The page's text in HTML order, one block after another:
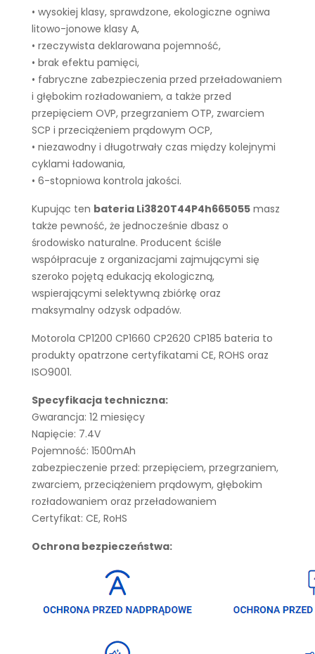
• wysokiej klasy, sprawdzone, ekologiczne ogniwa
litowo-jonowe klasy A,
• rzeczywista deklarowana pojemność,
• brak efektu pamięci,
• fabryczne zabezpieczenia przed przeładowaniem
i głębokim rozładowaniem, a także przed
przepięciem OVP, przegrzaniem OTP, zwarciem
SCP i przeciążeniem prądowym OCP,
• niezawodny i długotrwały czas między kolejnymi
cyklami ładowania,
• 6-stopniowa kontrola jakości.
Kupując ten bateria Li3820T44P4h665055 masz
także pewność, że jednocześnie dbasz o
środowisko naturalne. Producent ściśle
współpracuje z organizacjami zajmującymi się
szeroko pojętą edukacją ekologiczną,
wspierającymi selektywną zbiórkę oraz
maksymalny odzysk odpadów.
Motorola CP1200 CP1660 CP2620 CP185 bateria to
produkty opatrzone certyfikatami CE, ROHS oraz
ISO9001.
Specyfikacja techniczna:
Gwarancja: 12 miesięcy
Napięcie: 7.4V
Pojemność: 1500mAh
zabezpieczenie przed: przepięciem, przegrzaniem,
zwarciem, przeciążeniem prądowym, głębokim
rozładowaniem oraz przeładowaniem
Certyfikat: CE, RoHS
Ochrona bezpieczeństwa: